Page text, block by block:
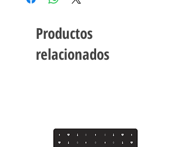
hará falta bálsamo labial por su fórmula
día y los más oscuros y atrevidos para la
Productos
relacionados